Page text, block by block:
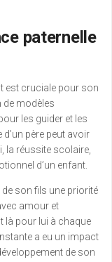
paternelle
est cruciale pour son
de modèles
les guider et les
père peut avoir
la réussite scolaire,
d’un enfant.
son fils une priorité
amour et
là pour lui à chaque
a eu un impact
de son